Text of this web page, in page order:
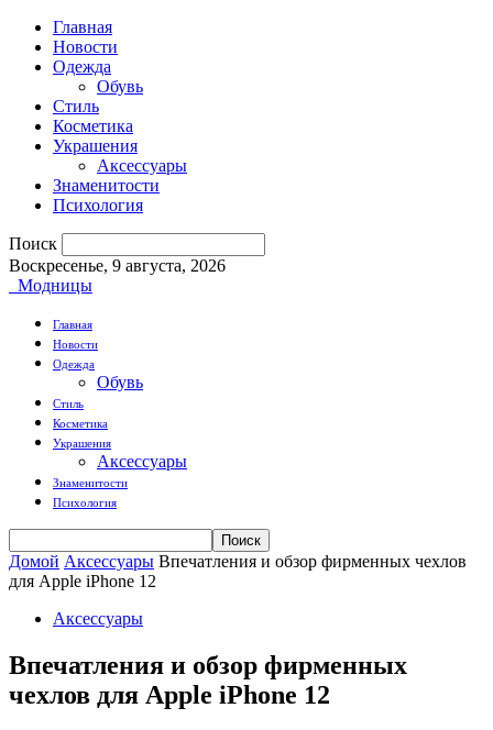
Главная
Новости
Одежда
Обувь
Стиль
Косметика
Украшения
Аксессуары
Знаменитости
Психология
Поиск
Воскресенье, 9 августа, 2026
Модницы
Главная
Новости
Одежда
Обувь
Стиль
Косметика
Украшения
Аксессуары
Знаменитости
Психология
Домой Аксессуары Впечатления и обзор фирменных чехлов
для Apple iPhone 12
Аксессуары
Впечатления и обзор фирменных
чехлов для Apple iPhone 12